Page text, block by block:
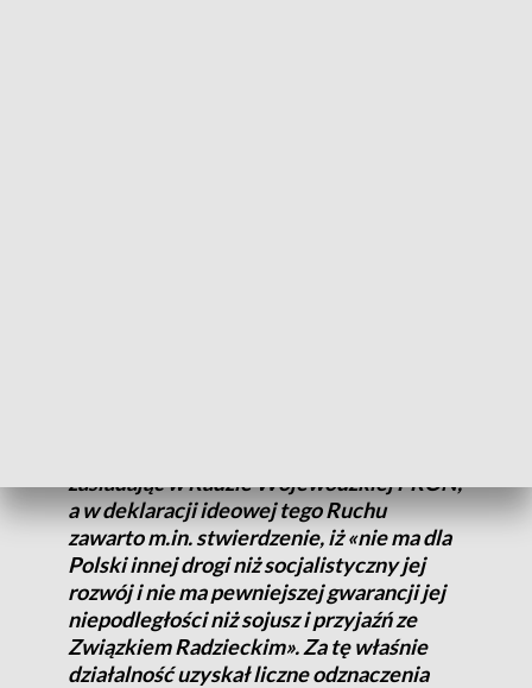
zasiadając w Radzie Wojewódzkiej PRON,
a w deklaracji ideowej tego Ruchu
zawarto m.in. stwierdzenie, iż «nie ma dla
Polski innej drogi niż socjalistyczny jej
rozwój i nie ma pewniejszej gwarancji jej
niepodległości niż sojusz i przyjaźń ze
Związkiem Radzieckim». Za tę właśnie
działalność uzyskał liczne odznaczenia